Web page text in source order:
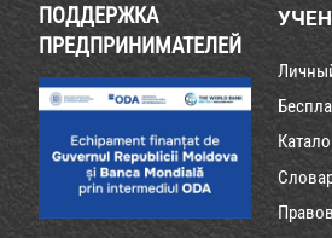
ПОДДЕРЖКА
ПРЕДПРИНИМАТЕЛЕЙ